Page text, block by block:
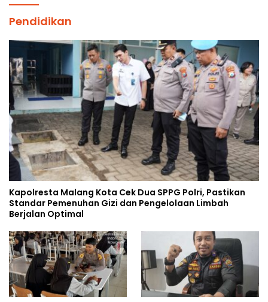
Pendidikan
Kapolresta Malang Kota Cek Dua SPPG Polri, Pastikan
Standar Pemenuhan Gizi dan Pengelolaan Limbah
Berjalan Optimal